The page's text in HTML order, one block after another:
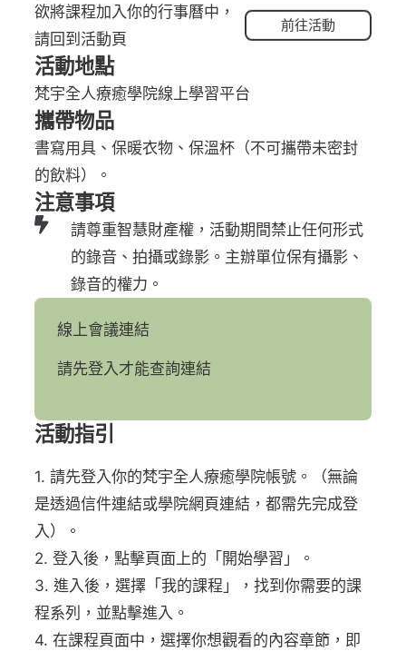
欲將課程加入你的行事曆中，
請回到活動頁
前往活動
活動地點
梵宇全人療癒學院線上學習平台
攜帶物品
書寫用具、保暖衣物、保溫杯（不可攜帶未密封
的飲料）。
注意事項
請尊重智慧財產權，活動期間禁止任何形式
的錄音、拍攝或錄影。主辦單位保有攝影、
錄音的權力。
線上會議連結
請先登入才能查詢連結
活動指引
1. 請先登入你的梵宇全人療癒學院帳號。（無論
是透過信件連結或學院網頁連結，都需先完成登
入）。
2. 登入後，點擊頁面上的「開始學習」。
3. 進入後，選擇「我的課程」，找到你需要的課
程系列，並點擊進入。
4. 在課程頁面中，選擇你想觀看的內容章節，即